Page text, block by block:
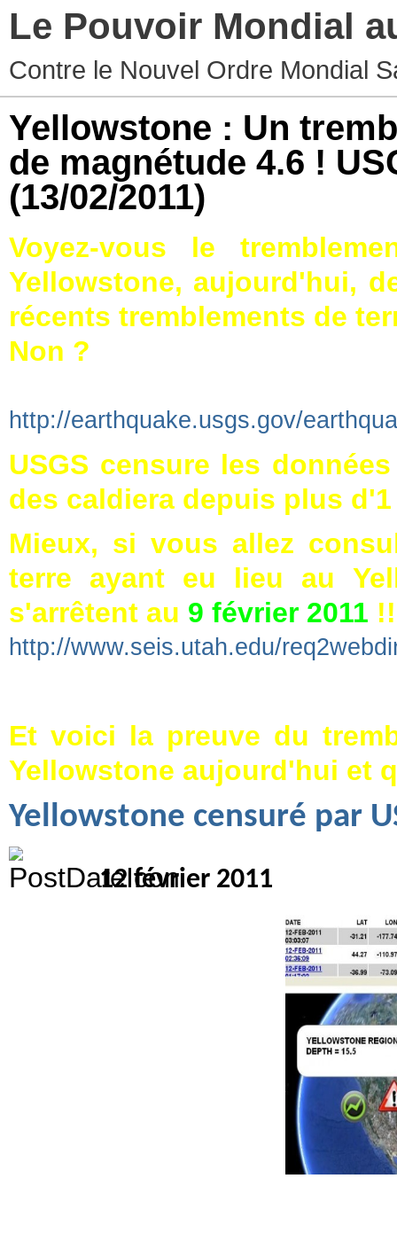
Le Pouvoir Mondial
Contre le Nouvel Ordre Mondial
Yellowstone : Un
de magnétude 4.6 !
(13/02/2011)
Voyez-vous le
Yellowstone, aujourd'hui,
récents tremblements de
Non ?
http://earthquake.usgs.gov/
USGS censure les
des caldiera depuis plus
Mieux, si vous allez
terre ayant eu lieu au
s'arrêtent au 9 février 2011
http://www.seis.utah.edu/
Et voici la preuve du
Yellowstone aujourd'hui et
Yellowstone censuré par
12 février 2011